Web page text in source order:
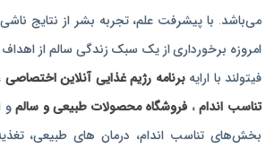
برنامه تمرینی
محصولات طبیعی و سالم
می‌باشد. با پیشرفت علم، تجربه بشر از نتایج ناشی
امروزه برخورداری از یک سبک زندگی سالم از
فیتولند با ارایهبرنامه رژیم غذایی آنلاین اختصاصی
تناسب اندام، فروشگاه محصولات طبیعی و سالمو
بخش‌های تناسب اندام، درمان های طبیعی،